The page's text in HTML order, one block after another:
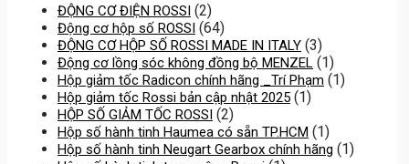
ĐỘNG CƠ ĐIỆN ROSSI (2)
Động cơ hộp số ROSSI (64)
ĐỘNG CƠ HỘP SỐ ROSSI MADE IN ITALY (3)
Động cơ lồng sóc không đồng bộ MENZEL (1)
Hộp giảm tốc Radicon chính hãng _Trí Phạm (1)
Hộp giảm tốc Rossi bản cập nhật 2025 (1)
HỘP SỐ GIẢM TỐC ROSSI (2)
Hộp số hành tinh Haumea có sẵn TP.HCM (1)
Hộp số hành tinh Neugart Gearbox chính hãng (1)